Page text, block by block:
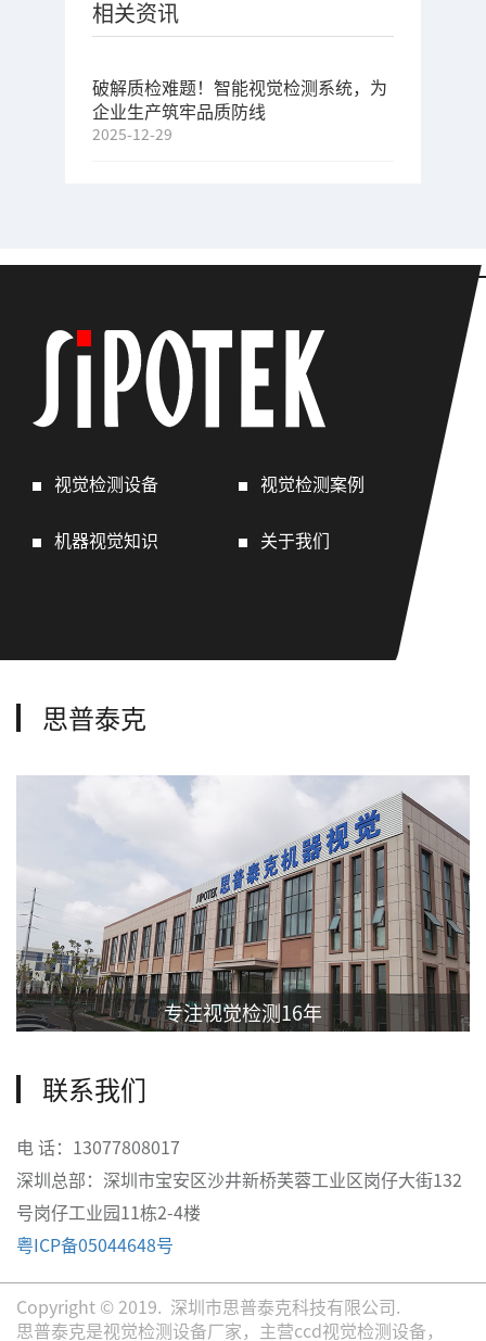
相关资讯
破解质检难题！智能视觉检测系统，为
企业生产筑牢品质防线
2025-12-29
视觉检测设备 视觉检测案例
机器视觉知识 关于我们
思普泰克
专注视觉检测16年
联系我们
电 话：13077808017
深圳总部：深圳市宝安区沙井新桥芙蓉工业区岗仔大街132
号岗仔工业园11栋2-4楼
粤ICP备05044648号
Copyright © 2019. 深圳市思普泰克科技有限公司.
思普泰克是视觉检测设备厂家，主营ccd视觉检测设备，